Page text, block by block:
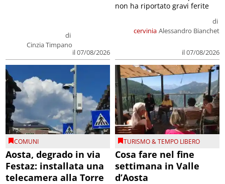
di
Cinzia Timpano
il 07/08/2026
cervinia
di
Alessandro Bianchet
il 07/08/2026
non ha riportato gravi ferite
COMUNI
Aosta, degrado in via
Festaz: installata una
telecamera alla Torre
TURISMO & TEMPO LIBERO
Cosa fare nel fine
settimana in Valle
d’Aosta